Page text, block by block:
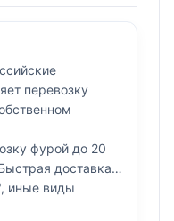
фурой до 20
доставка
иные виды